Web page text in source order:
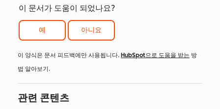
이 문서가 도움이 되었나요?
예 아니요
이 양식은 문서 피드백에만 사용됩니다. HubSpot으로 도움을 받는 방
법 알아보기.
관련 콘텐츠